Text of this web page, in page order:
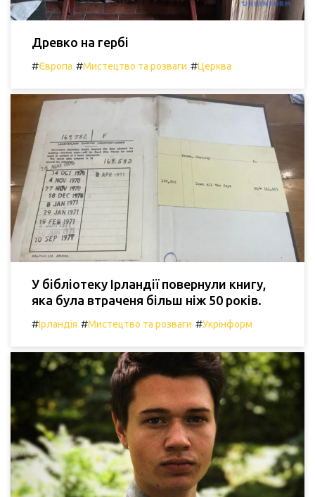
Древко на гербі
#Європа #Мистецтво та розваги #Церква
У бібліотеку Ірландії повернули книгу,
яка була втраченя більш ніж 50 років.
#Ірландія #Мистецтво та розваги #Укрінформ